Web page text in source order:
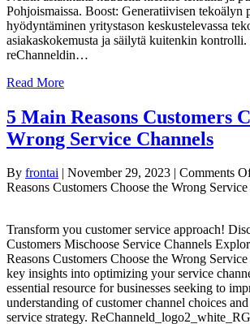
Pohjoismaissa. Boost: Generatiivisen tekoälyn
hyödyntäminen yritystason keskustelevassa
asiakaskokemusta ja säilytä kuitenkin kontrolli.
reChanneldin…
Read More
5 Main Reasons Customers
Wrong Service Channels
By frontai November 29, 2023 Comments
Reasons Customers Choose the Wrong
Transform you customer service approach!
Customers Mischoose Service Channels
Reasons Customers Choose the Wrong
key insights into optimizing your service
essential resource for businesses seeking to
understanding of customer channel choices
service strategy.